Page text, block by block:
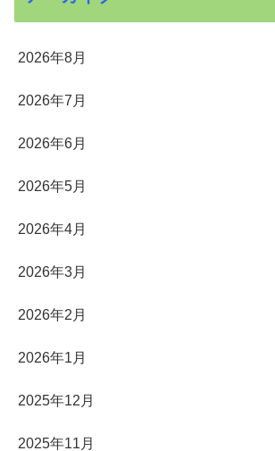
2026年8月
2026年7月
2026年6月
2026年5月
2026年4月
2026年3月
2026年2月
2026年1月
2025年12月
2025年11月